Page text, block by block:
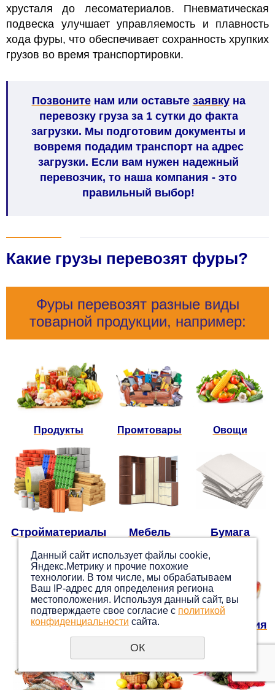
хрусталя до лесоматериалов. Пневматическая
подвеска улучшает управляемость и плавность
хода фуры, что обеспечивает сохранность хрупких
грузов во время транспортировки.
Позвонитенам или оставьте заявкуна
перевозку груза за 1 сутки до факта
загрузки. Мы подготовим документы и
вовремя подадим транспорт на адрес
загрузки. Если вам нужен надежный
перевозчик, то наша компания - это
правильный выбор!
Какие грузы перевозят фуры?
Фуры перевозят разные виды
товарной продукции, например:
Продукты Промтовары Овощи
Стройматериалы Мебель Бумага
Медикаменты Кровля Парфюмерия
Данный сайт использует файлы cookie,
Яндекс.Метрику и прочие похожие
технологии. В том числе, мы обрабатываем
Ваш IP-адрес для определения региона
местоположения. Используя данный сайт, вы
подтверждаете свое согласие с политикой
конфиденциальности сайта.
ОК